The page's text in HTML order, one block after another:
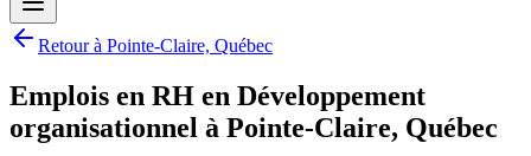
Retour à Pointe-Claire, Québec
Emplois en RH en Développement
organisationnel à Pointe-Claire, Québec